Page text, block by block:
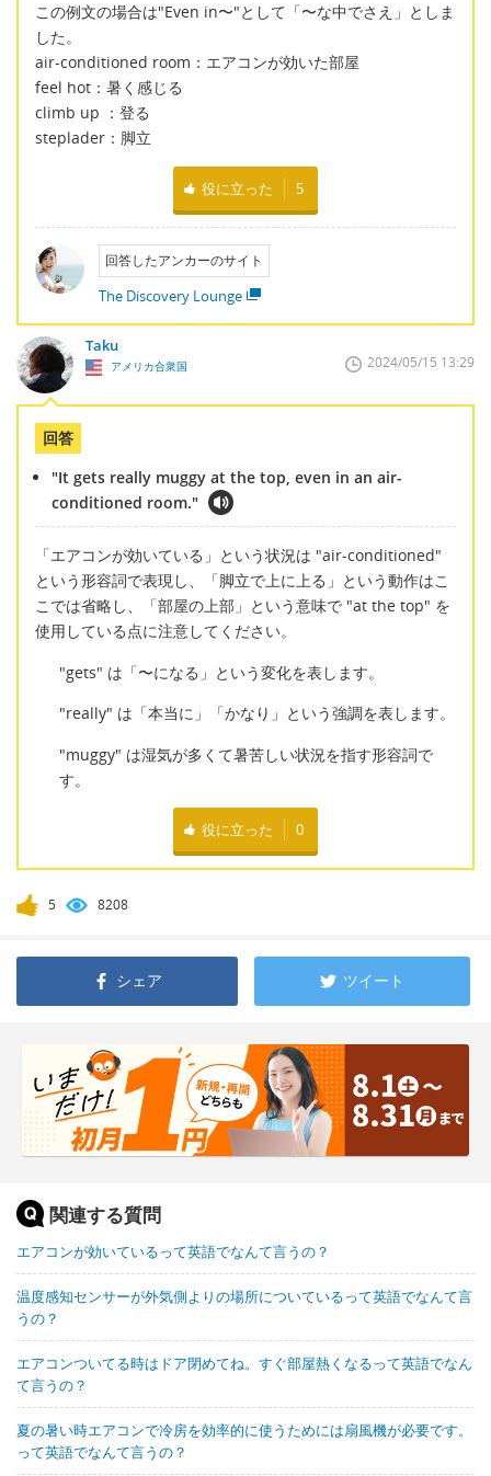
この例文の場合は"Even in〜"として「〜な中でさえ」としま
した。
air-conditioned room：エアコンが効いた部屋
feel hot：暑く感じる
climb up ：登る
steplader：脚立
役に立った 5
回答したアンカーのサイト
The Discovery Lounge
Taku
アメリカ合衆国 2024/05/15 13:29
回答
"It gets really muggy at the top, even in an air-
conditioned room."
「エアコンが効いている」という状況は "air-conditioned"
という形容詞で表現し、「脚立で上に上る」という動作はこ
こでは省略し、「部屋の上部」という意味で "at the top" を
使用している点に注意してください。
"gets" は「〜になる」という変化を表します。
"really" は「本当に」「かなり」という強調を表します。
"muggy" は湿気が多くて暑苦しい状況を指す形容詞で
す。
役に立った 0
5 8208
シェア ツイート
関連する質問
エアコンが効いているって英語でなんて言うの？
温度感知センサーが外気側よりの場所についているって英語でなんて言
うの？
エアコンついてる時はドア閉めてね。すぐ部屋熱くなるって英語でなん
て言うの？
夏の暑い時エアコンで冷房を効率的に使うためには扇風機が必要です。
って英語でなんて言うの？